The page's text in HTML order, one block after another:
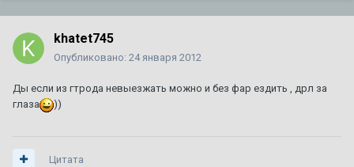
khatet745
Опубликовано: 24 января 2012
Ды если из гтрода невыезжать можно и без фар ездить , дрл за
глаза
))
Цитата